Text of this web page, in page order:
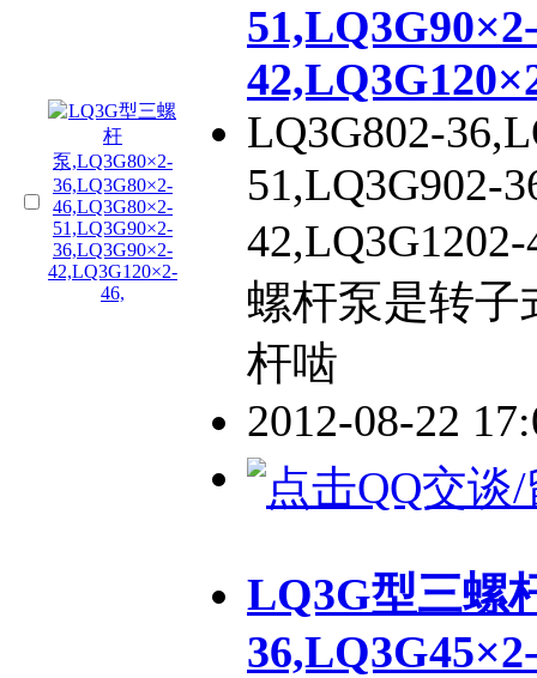
LQ3G802-
51,LQ3G902-
螺杆泵是转子
杆啮
2012-08-22
LQ3G型三螺